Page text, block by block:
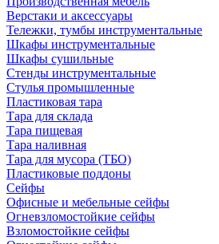
Верстаки и аксессуары
Тележки, тумбы инструментальные
Шкафы инструментальные
Шкафы сушильные
Стенды инструментальные
Cтулья промышленные
Пластиковая тара
Тара для склада
Тара пищевая
Тара наливная
Тара для мусора (ТБО)
Пластиковые поддоны
Сейфы
Офисные и мебельные сейфы
Огневзломостойкие сейфы
Взломостойкие сейфы